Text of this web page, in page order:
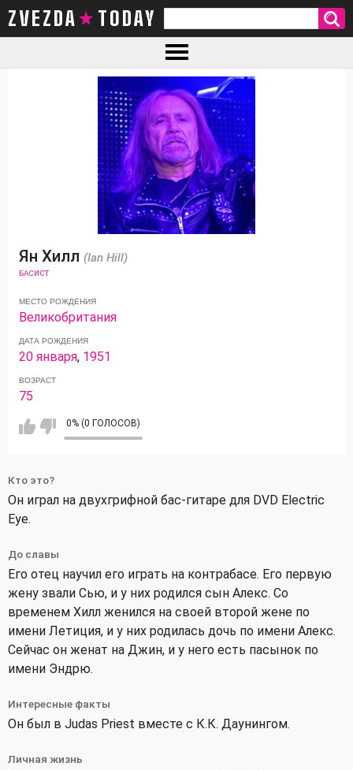
ZVEZDA TODAY
Ян Хилл (Ian Hill)
БАСИСТ
МЕСТО РОЖДЕНИЯ
Великобритания
ДАТА РОЖДЕНИЯ
20 января, 1951
ВОЗРАСТ
75
0% (0 ГОЛОСОВ)
Кто это?
Он играл на двухгрифной бас-гитаре для DVD Electric
Eye.
До славы
Его отец научил его играть на контрабасе. Его первую
жену звали Сью, и у них родился сын Алекс. Со
временем Хилл женился на своей второй жене по
имени Летиция, и у них родилась дочь по имени Алекс.
Сейчас он женат на Джин, и у него есть пасынок по
имени Эндрю.
Интересные факты
Он был в Judas Priest вместе с К.К. Даунингом.
Личная жизнь